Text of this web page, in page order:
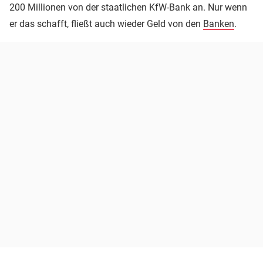
200 Millionen von der staatlichen KfW-Bank an. Nur wenn
er das schafft, fließt auch wieder Geld von den Banken.